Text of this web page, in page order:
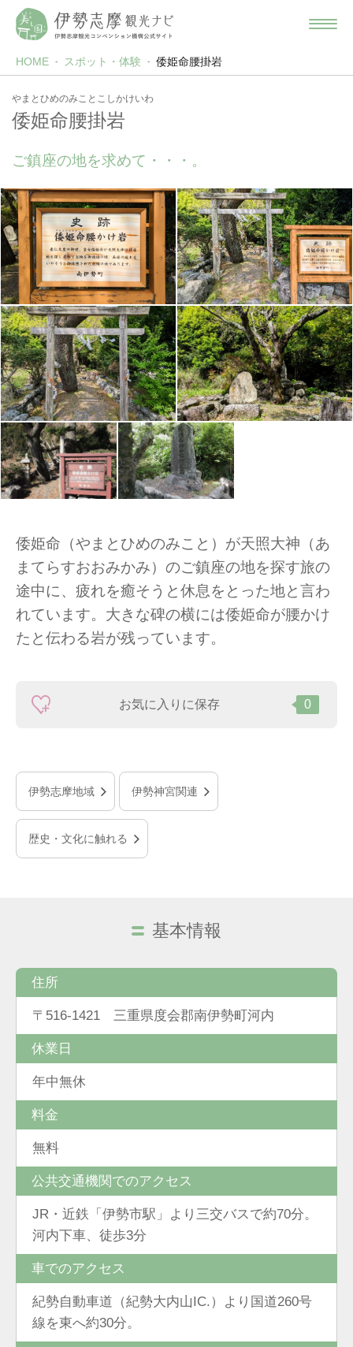
HOME スポット・体験 倭姫命腰掛岩
やまとひめのみことこしかけいわ
倭姫命腰掛岩
ご鎮座の地を求めて・・・。
倭姫命（やまとひめのみこと）が天照大神（あ
まてらすおおみかみ）のご鎮座の地を探す旅の
途中に、疲れを癒そうと休息をとった地と言わ
れています。大きな碑の横には倭姫命が腰かけ
たと伝わる岩が残っています。
お気に入りに保存 0
伊勢志摩地域 伊勢神宮関連
歴史・文化に触れる
基本情報
住所
〒516-1421 三重県度会郡南伊勢町河内
休業日
年中無休
料金
無料
公共交通機関でのアクセス
JR・近鉄「伊勢市駅」より三交バスで約70分。
河内下車、徒歩3分
車でのアクセス
紀勢自動車道（紀勢大内山IC.）より国道260号
線を東へ約30分。